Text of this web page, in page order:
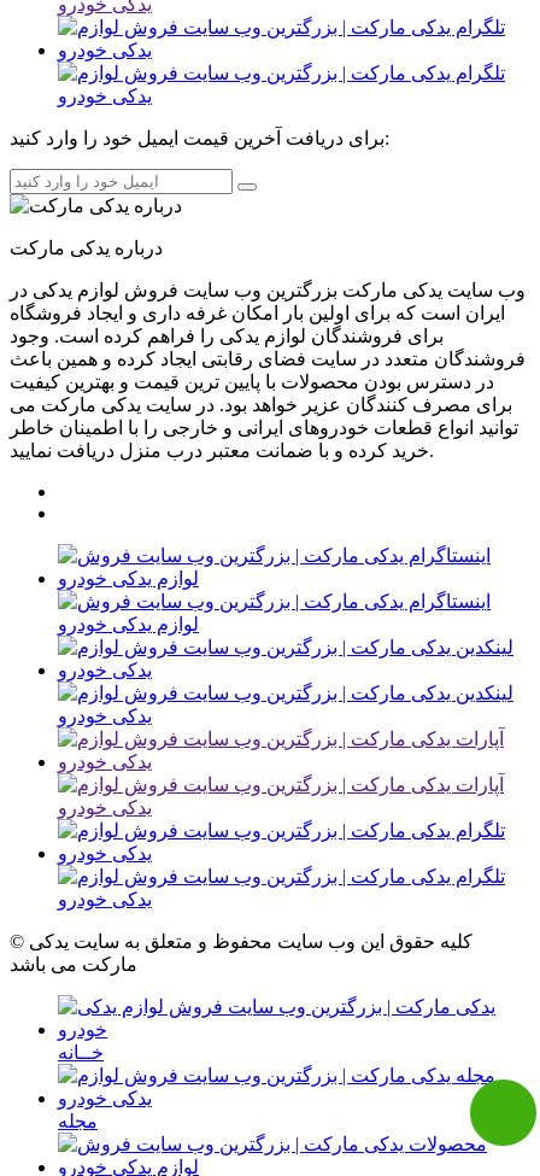
برای دریافت آخرین قیمت ایمیل خود را وارد کنید:
درباره یدکی مارکت
وب سایت یدکی مارکت بزرگترین وب سایت فروش لوازم یدکی در
ایران است که برای اولین بار امکان غرفه داری و ایجاد فروشگاه
برای فروشندگان لوازم یدکی را فراهم کرده است. وجود
فروشندگان متعدد در سایت فضای رقابتی ایجاد کرده و همین باعث
در دسترس بودن محصولات با پایین ترین قیمت و بهترین کیفیت
برای مصرف کنندگان عزیر خواهد بود. در سایت یدکی مارکت می
توانید انواع قطعات خودروهای ایرانی و خارجی را با اطمینان خاطر
خرید کرده و با ضمانت معتبر درب منزل دریافت نمایید.
© کلیه حقوق این وب سایت محفوظ و متعلق به سایت یدکی
مارکت می باشد
خــانه
مجله